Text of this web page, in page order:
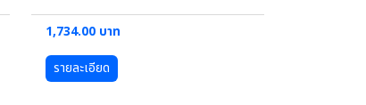
1,734.00 บาท
รายละเอียด